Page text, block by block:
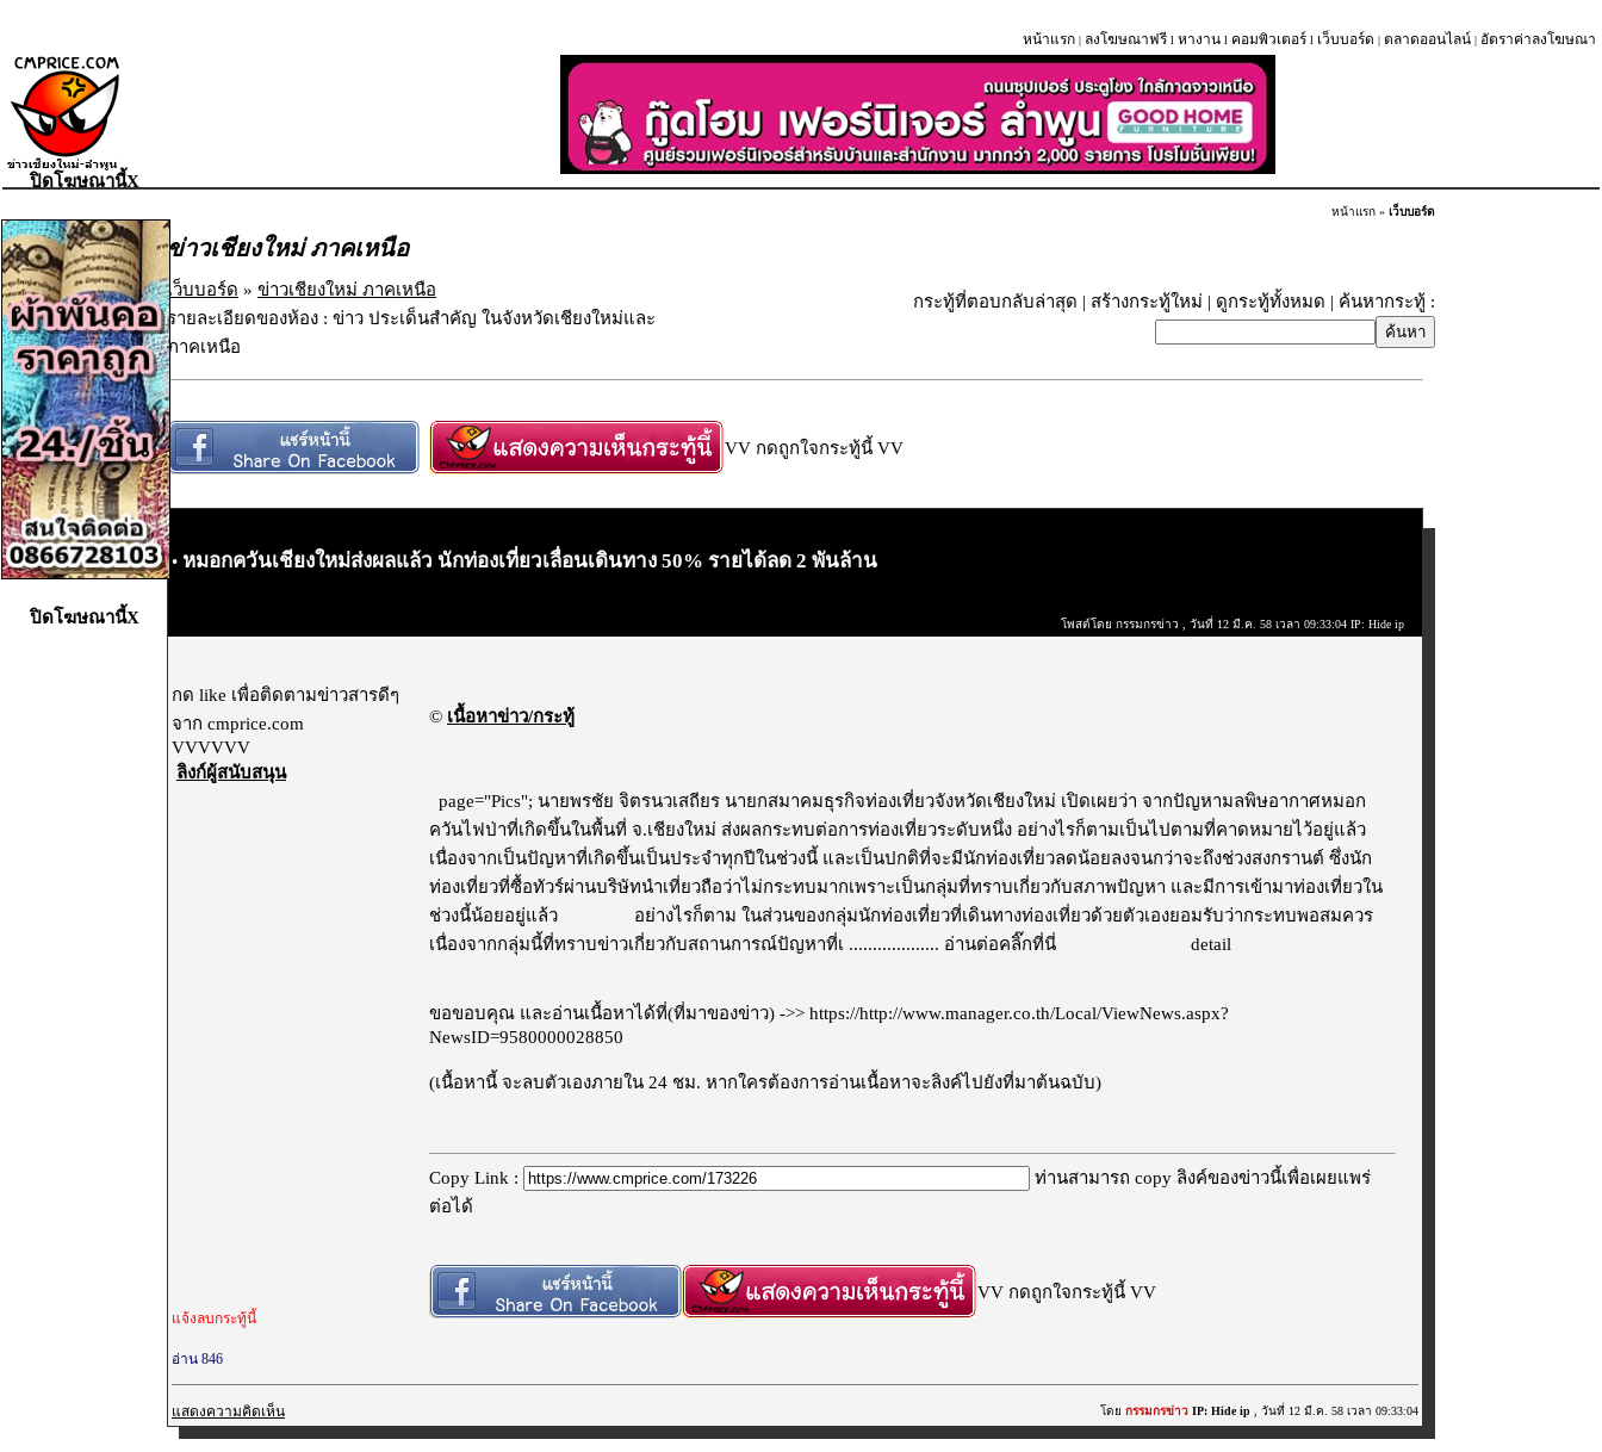
หน้าแรก | ลงโฆษณาฟรี l หางาน l คอมพิวเตอร์ l เว็บบอร์ด | ตลาดออนไลน์ | อัตราค่าลงโฆษณา
หน้าแรก » เว็บบอร์ด
ข่าวเชียงใหม่ ภาคเหนือ
เว็บบอร์ด » ข่าวเชียงใหม่ ภาคเหนือ
รายละเอียดของห้อง : ข่าว ประเด็นสำคัญ ในจังหวัดเชียงใหม่และ
ภาคเหนือ
กระทู้ที่ตอบกลับล่าสุด | สร้างกระทู้ใหม่ | ดูกระทู้ทั้งหมด | ค้นหากระทู้ :
VV กดถูกใจกระทู้นี้ VV
• หมอกควันเชียงใหม่ส่งผลแล้ว นักท่องเที่ยวเลื่อนเดินทาง 50% รายได้ลด 2 พันล้าน
โพสต์โดย กรรมกรข่าว , วันที่ 12 มี.ค. 58 เวลา 09:33:04 IP: Hide ip
กด like เพื่อติดตามข่าวสารดีๆ
จาก cmprice.com
VVVVVV
ลิงก์ผู้สนับสนุน
© เนื้อหาข่าว/กระทู้
page="Pics"; นายพรชัย จิตรนวเสถียร นายกสมาคมธุรกิจท่องเที่ยวจังหวัดเชียงใหม่ เปิดเผยว่า จากปัญหามลพิษอากาศหมอก
ควันไฟป่าที่เกิดขึ้นในพื้นที่ จ.เชียงใหม่ ส่งผลกระทบต่อการท่องเที่ยวระดับหนึ่ง อย่างไรก็ตามเป็นไปตามที่คาดหมายไว้อยู่แล้ว
เนื่องจากเป็นปัญหาที่เกิดขึ้นเป็นประจำทุกปีในช่วงนี้ และเป็นปกติที่จะมีนักท่องเที่ยวลดน้อยลงจนกว่าจะถึงช่วงสงกรานต์ ซึ่งนัก
ท่องเที่ยวที่ซื้อทัวร์ผ่านบริษัทนำเที่ยวถือว่าไม่กระทบมากเพราะเป็นกลุ่มที่ทราบเกี่ยวกับสภาพปัญหา และมีการเข้ามาท่องเที่ยวใน
ช่วงนี้น้อยอยู่แล้ว อย่างไรก็ตาม ในส่วนของกลุ่มนักท่องเที่ยวที่เดินทางท่องเที่ยวด้วยตัวเองยอมรับว่ากระทบพอสมควร
เนื่องจากกลุ่มนี้ที่ทราบข่าวเกี่ยวกับสถานการณ์ปัญหาที่เ ................... อ่านต่อคลิ๊กที่นี่ detail
ขอขอบคุณ และอ่านเนื้อหาได้ที่(ที่มาของข่าว) ->> https://http://www.manager.co.th/Local/ViewNews.aspx?
NewsID=9580000028850
(เนื้อหานี้ จะลบตัวเองภายใน 24 ชม. หากใครต้องการอ่านเนื้อหาจะลิงค์ไปยังที่มาต้นฉบับ)
Copy Link :
ท่านสามารถ copy ลิงค์ของข่าวนี้เพื่อเผยแพร่
ต่อได้
VV กดถูกใจกระทู้นี้ VV
แจ้งลบกระทู้นี้
อ่าน 846
แสดงความคิดเห็น โดย กรรมกรข่าว IP: Hide ip , วันที่ 12 มี.ค. 58 เวลา 09:33:04
ปิดโฆษณานี้X
ปิดโฆษณานี้X